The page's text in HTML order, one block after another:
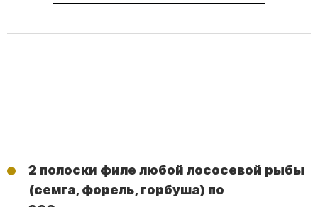
2 полоски филе любой лососевой рыбы
(семга, форель, горбуша) по